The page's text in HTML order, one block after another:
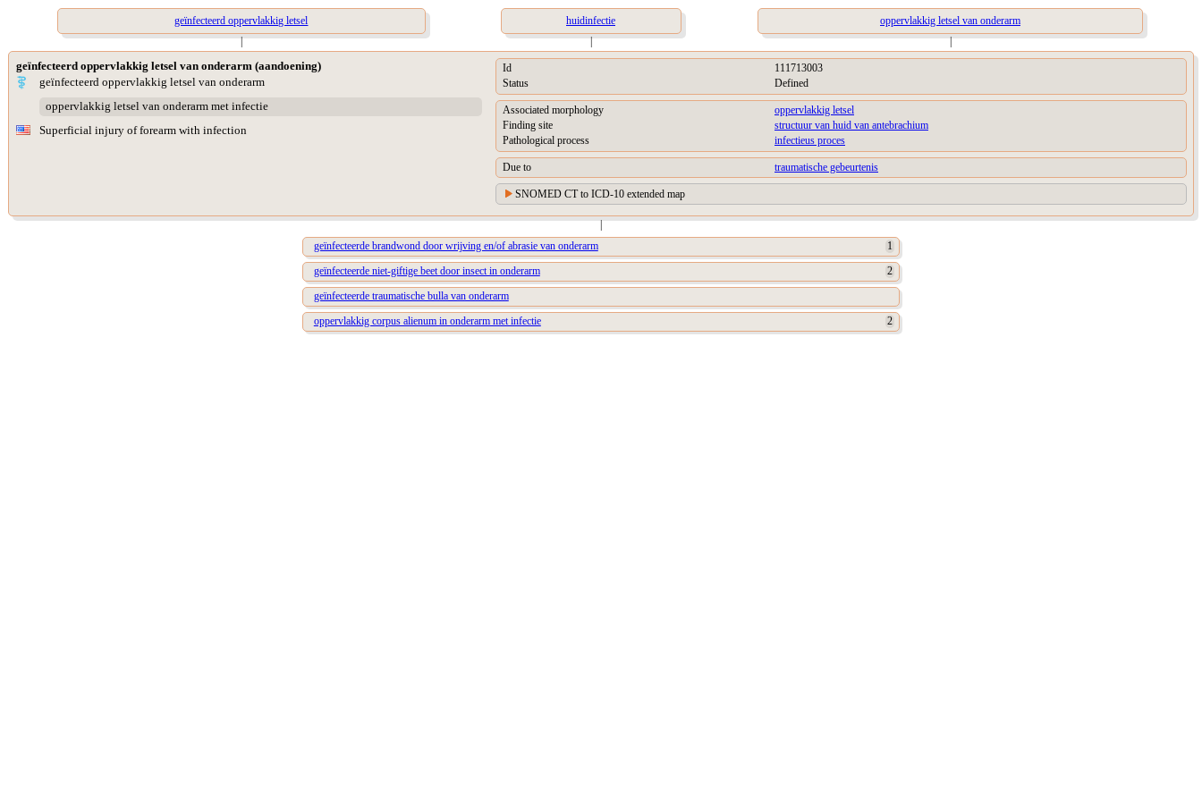
geïnfecteerd oppervlakkig letsel huidinfectie
oppervlakkig letsel van onderarm
|
| |
geïnfecteerd oppervlakkig letsel van onderarm (aandoening)
geïnfecteerd oppervlakkig letsel van onderarm
oppervlakkig letsel van onderarm met infectie
Superficial injury of forearm with infection
Id
111713003
Status
Defined
Associated morphology
oppervlakkig letsel
Finding site
structuur van huid van antebrachium
Pathological process
infectieus proces
Due to traumatische gebeurtenis
SNOMED CT to ICD-10 extended map
|
geïnfecteerde brandwond door wrijving en/of abrasie van onderarm
1
geïnfecteerde niet-giftige beet door insect in onderarm
2
geïnfecteerde traumatische bulla van onderarm
oppervlakkig corpus alienum in onderarm met infectie
2